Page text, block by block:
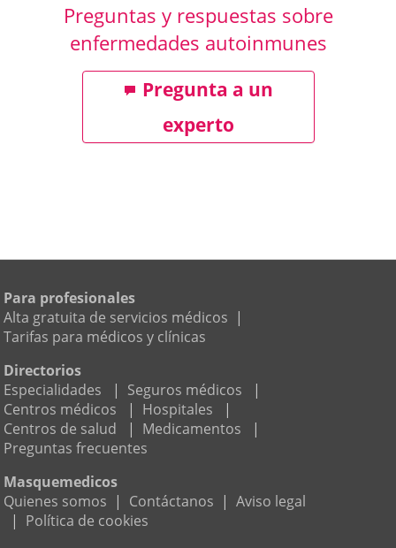
Preguntas y respuestas sobre
enfermedades autoinmunes
Pregunta a un
experto
Para profesionales
Alta gratuita de servicios médicos |
Tarifas para médicos y clínicas
Directorios
Especialidades
| Seguros médicos
|
Centros médicos
| Hospitales
|
Centros de salud
| Medicamentos
|
Preguntas frecuentes
Masquemedicos
Quienes somos | Contáctanos | Aviso legal
| Política de cookies